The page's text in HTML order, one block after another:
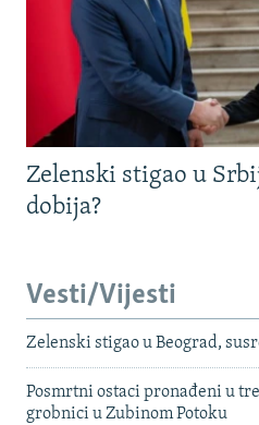
Zelenski stigao u
dobija?
Vesti/Vijesti
Zelenski stigao u Beograd,
Posmrtni ostaci pronađeni u
grobnici u Zubinom Potoku